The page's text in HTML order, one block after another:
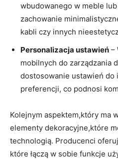
wbudowanego w meble
zachowanie⁢
kabli czy⁣ innych
Personalizacja ustawień –
mobilnych do zarządzania
‍dostosowanie ustawień‌ do
preferencji, co podnosi
Kolejnym⁣ aspektem,który ma
elementy dekoracyjne,które
technologią. Producenci
które łączą w⁤ sobie funkcje‍